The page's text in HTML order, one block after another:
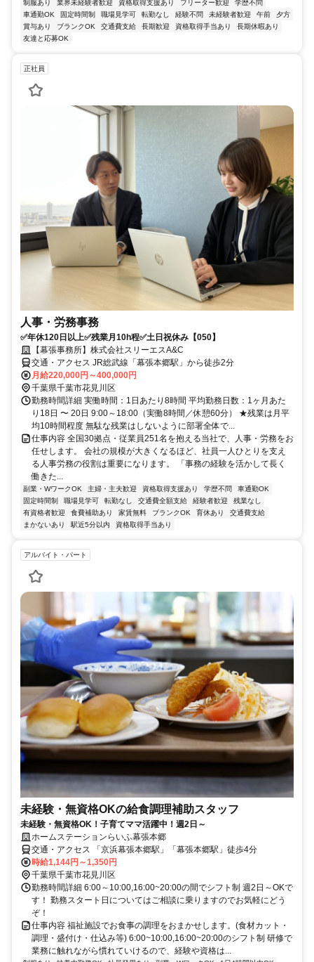
制服あり 業界未経験者歓迎 資格取得支援あり フリーター歓迎
学歴不問
車通勤OK
固定時間制 職場見学可 転勤なし 経験不問 未経験者歓迎 午前
夕方
賞与あり
ブランクOK 交通費支給 長期歓迎 資格取得手当あり
長期休暇あり
友達と応募OK
正社員
人事・労務事務
✅年休120日以上✅残業月10h程✅土日祝休み【050】
【幕張事務所】株式会社スリーエスA&C
交通・アクセス JR総武線「幕張本郷駅」から徒歩2分
月給220,000円～400,000円
千葉県千葉市花見川区
勤務時間詳細 実働時間：1日あたり8時間 平均勤務日数：1ヶ月あた
り18日 〜 20日 9:00～18:00（実働8時間／休憩60分） ★残業は月平
均10時間程度 無駄な残業はしないように部署全体で...
仕事内容 全国30拠点・従業員251名を抱える当社で、人事・労務をお
任せします。 会社の規模が大きくなるほど、社員一人ひとりを支え
る人事労務の役割は重要になります。 「事務の経験を活かして長く
働きた...
副業・WワークOK 主婦・主夫歓迎 資格取得支援あり 学歴不問
車通勤OK
固定時間制
職場見学可 転勤なし 交通費全額支給 経験者歓迎
残業なし
有資格者歓迎
食費補助あり 家賃無料 ブランクOK 育休あり
交通費支給
まかないあり
駅近5分以内 資格取得手当あり
アルバイト・パート
未経験・無資格OKの給食調理補助スタッフ
未経験・無資格OK！子育てママ活躍中！週2日～
ホームステーションらいふ幕張本郷
交通・アクセス 「京浜幕張本郷駅」「幕張本郷駅」徒歩4分
時給1,144円～1,350円
千葉県千葉市花見川区
勤務時間詳細 6:00～10:00,16:00~20:00の間でシフト制 週2日～OKで
す！ 勤務スタート日についてはご相談に乗りますのでお気軽にどう
ぞ！
仕事内容 福祉施設でお食事の調理をおまかせします。(食材カット・
調理・盛付け・仕込み等) 6:00~10:00,16:00~20:00のシフト制 研修で
業務に触れながら慣れていけるので、経験や資格は...